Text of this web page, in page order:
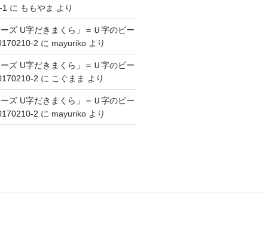
に ももやま より
ーズ U字だきまくら」＝Ｕ字のビー
2 に mayurikoより
ーズ U字だきまくら」＝Ｕ字のビー
2 に こぐまま より
ーズ U字だきまくら」＝Ｕ字のビー
2 に mayurikoより